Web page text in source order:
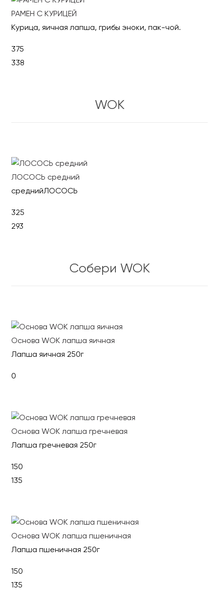
РАМЕН С КУРИЦЕЙ
Курица, яичная лапша, грибы эноки, пак-чой.
375
338
WOK
ЛОСОСЬ средний
среднийЛОСОСЬ
325
293
Собери WOK
Основа WOK лапша яичная
Лапша яичная 250г
0
Основа WOK лапша гречневая
Лапша гречневая 250г
150
135
Основа WOK лапша пшеничная
Лапша пшеничная 250г
150
135